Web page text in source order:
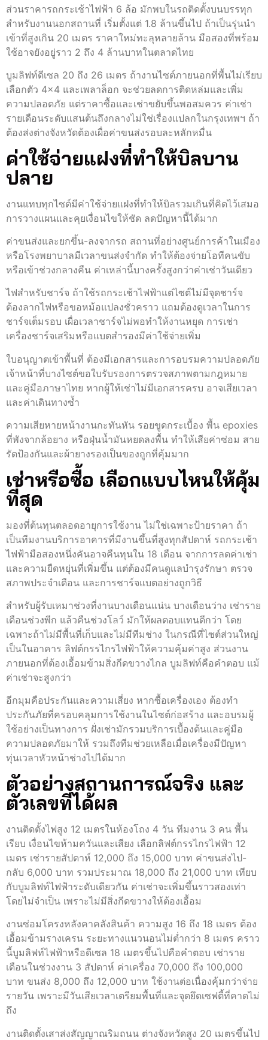
ส่วนราคารถกระเช้าไฟฟ้า 6 ล้อ มักพบในรถติดตั้งบนบรรทุก
สำหรับงานนอกสถานที่ เริ่มตั้งแต่ 1.8 ล้านขึ้นไป ถ้าเป็นรุ่นนำ
เข้าที่สูงเกิน 20 เมตร ราคาใหม่ทะลุหลายล้าน มือสองที่พร้อม
ใช้อาจยังอยู่ราว 2 ถึง 4 ล้านบาทในตลาดไทย
บูมลิฟท์ดีเซล 20 ถึง 26 เมตร ถ้างานไซต์ภายนอกที่พื้นไม่เรียบ
เลือกตัว 4×4 และเพลาล็อก จะช่วยลดการติดหล่มและเพิ่ม
ความปลอดภัย แต่ราคาซื้อและเช่าขยับขึ้นพอสมควร ค่าเช่า
รายเดือนระดับแสนต้นถึงกลางไม่ใช่เรื่องแปลกในกรุงเทพฯ ถ้า
ต้องส่งต่างจังหวัดต้องเผื่อค่าขนส่งรอบละหลักหมื่น
ค่าใช้จ่ายแฝงที่ทำให้บิลบาน
ปลาย
งานแทบทุกไซต์มีค่าใช้จ่ายแฝงที่ทำให้บิลรวมเกินที่คิดไว้เสมอ
การวางแผนและคุยเงื่อนไขให้ชัด ลดปัญหานี้ได้มาก
ค่าขนส่งและยกขึ้น-ลงจากรถ สถานที่อย่างศูนย์การค้าในเมือง
หรือโรงพยาบาลมีเวลาขนส่งจำกัด ทำให้ต้องจ่ายโอทีคนขับ
หรือเข้าช่วงกลางคืน ค่าเหล่านี้บางครั้งสูงกว่าค่าเช่าวันเดียว
ไฟสำหรับชาร์จ ถ้าใช้รถกระเช้าไฟฟ้าแต่ไซต์ไม่มีจุดชาร์จ
ต้องลากไฟหรือขอหม้อแปลงชั่วคราว แถมต้องดูเวลาในการ
ชาร์จเต็มรอบ เผื่อเวลาชาร์จไม่พอทำให้งานหยุด การเช่า
เครื่องชาร์จเสริมหรือแบตสำรองมีค่าใช้จ่ายเพิ่ม
ใบอนุญาตเข้าพื้นที่ ต้องมีเอกสารและการอบรมความปลอดภัย
เจ้าหน้าที่บางไซต์ขอใบรับรองการตรวจสภาพตามกฎหมาย
และคู่มือภาษาไทย หากผู้ให้เช่าไม่มีเอกสารครบ อาจเสียเวลา
และค่าเดินทางซ้ำ
ความเสียหายหน้างานกะทันหัน รอยขูดกระเบื้อง พื้น epoxies
ที่พังจากล้อยาง หรือฝุ่นน้ำมันหยดลงพื้น ทำให้เสียค่าซ่อม สาย
รัดป้องกันและผ้ายางรองเป็นของถูกที่คุ้มมาก
เช่าหรือซื้อ เลือกแบบไหนให้คุ้ม
ที่สุด
มองที่ต้นทุนตลอดอายุการใช้งาน ไม่ใช่เฉพาะป้ายราคา ถ้า
เป็นทีมงานบริการอาคารที่มีงานขึ้นที่สูงทุกสัปดาห์ รถกระเช้า
ไฟฟ้ามือสองหนึ่งคันอาจคืนทุนใน 18 เดือน จากการลดค่าเช่า
และความยืดหยุ่นที่เพิ่มขึ้น แต่ต้องมีคนดูแลบำรุงรักษา ตรวจ
สภาพประจำเดือน และการชาร์จแบตอย่างถูกวิธี
สำหรับผู้รับเหมาช่วงที่งานบางเดือนแน่น บางเดือนว่าง เช่าราย
เดือนช่วงพีก แล้วคืนช่วงโลว์ มักให้ผลตอบแทนดีกว่า โดย
เฉพาะถ้าไม่มีพื้นที่เก็บและไม่มีทีมช่าง ในกรณีที่ไซต์ส่วนใหญ่
เป็นในอาคาร ลิฟต์กรรไกรไฟฟ้าให้ความคุ้มค่าสูง ส่วนงาน
ภายนอกที่ต้องเอื้อมข้ามสิ่งกีดขวางไกล บูมลิฟท์คือคำตอบ แม้
ค่าเช่าจะสูงกว่า
อีกมุมคือประกันและความเสี่ยง หากซื้อเครื่องเอง ต้องทำ
ประกันภัยที่ครอบคลุมการใช้งานในไซต์ก่อสร้าง และอบรมผู้
ใช้อย่างเป็นทางการ ฝั่งเช่ามักรวมบริการเบื้องต้นและคู่มือ
ความปลอดภัยมาให้ รวมถึงทีมช่วยเหลือเมื่อเครื่องมีปัญหา
ทุ่นเวลาหัวหน้าช่างไปได้มาก
ตัวอย่างสถานการณ์จริง และ
ตัวเลขที่ได้ผล
งานติดตั้งไฟสูง 12 เมตรในห้องโถง 4 วัน ทีมงาน 3 คน พื้น
เรียบ เงื่อนไขห้ามควันและเสียง เลือกลิฟต์กรรไกรไฟฟ้า 12
เมตร เช่ารายสัปดาห์ 12,000 ถึง 15,000 บาท ค่าขนส่งไป-
กลับ 6,000 บาท รวมประมาณ 18,000 ถึง 21,000 บาท เทียบ
กับบูมลิฟท์ไฟฟ้าระดับเดียวกัน ค่าเช่าจะเพิ่มขึ้นราวสองเท่า
โดยไม่จำเป็น เพราะไม่มีสิ่งกีดขวางให้ต้องเอื้อม
งานซ่อมโครงหลังคาคลังสินค้า ความสูง 16 ถึง 18 เมตร ต้อง
เอื้อมข้ามรางเครน ระยะทางแนวนอนไม่ต่ำกว่า 8 เมตร คราว
นี้บูมลิฟท์ไฟฟ้าหรือดีเซล 18 เมตรขึ้นไปคือคำตอบ เช่าราย
เดือนในช่วงงาน 3 สัปดาห์ ค่าเครื่อง 70,000 ถึง 100,000
บาท ขนส่ง 8,000 ถึง 12,000 บาท ใช้งานต่อเนื่องคุ้มกว่าจ่าย
รายวัน เพราะมีวันเสียเวลาเตรียมพื้นที่และจุดยึดเซฟตี้ที่คาดไม่
ถึง
งานติดตั้งเสาส่งสัญญาณริมถนน ต่างจังหวัดสูง 20 เมตรขึ้นไป